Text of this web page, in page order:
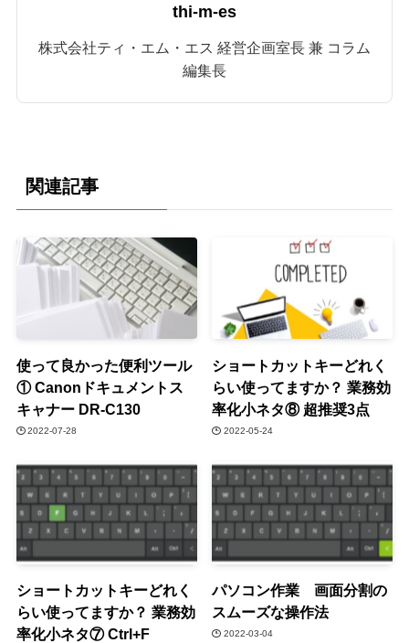
thi-m-es
株式会社ティ・エム・エス 経営企画室長 兼 コラム
編集長
関連記事
使って良かった便利ツール
① Canonドキュメントス
キャナー DR-C130
2022-07-28
ショートカットキーどれく
らい使ってますか？ 業務効
率化小ネタ⑧ 超推奨3点
2022-05-24
ショートカットキーどれく
らい使ってますか？ 業務効
率化小ネタ⑦ Ctrl+F
パソコン作業 画面分割の
スムーズな操作法
2022-03-04